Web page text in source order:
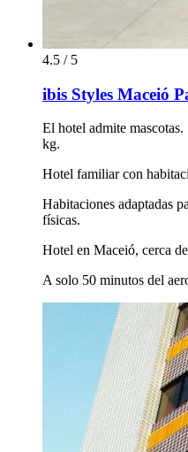
4.5 / 5
ibis Styles Maceió
El hotel admite mascotas.
kg.
Hotel familiar con
Habitaciones adaptadas
físicas.
Hotel en Maceió, cerca
A solo 50 minutos del